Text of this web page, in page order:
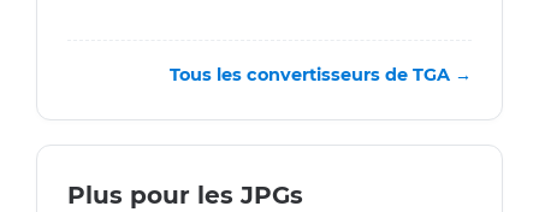
Tous les convertisseurs de TGA →
Plus pour les JPGs